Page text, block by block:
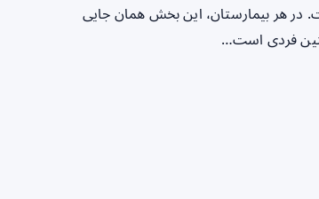
هر بیمارستان، این بخش همان جایی
فردی است…